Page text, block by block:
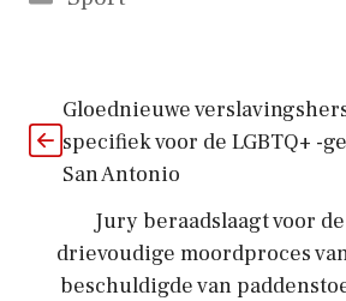
Gloednieuwe
specifiek voor de LGBTQ+ -
San Antonio
Jury beraadslaagt voor
drievoudige moordproces
beschuldigde van